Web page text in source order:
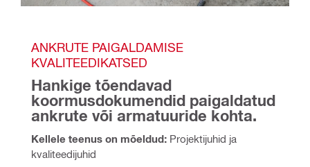
ANKRUTE PAIGALDAMISE
KVALITEEDIKATSED
Hankige tõendavad
koormusdokumendid paigaldatud
ankrute või armatuuride kohta.
Kellele teenus on mõeldud: Projektijuhid ja
kvaliteedijuhid